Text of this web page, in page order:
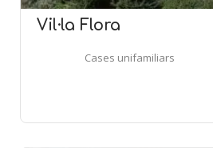
Vil·la Flora
Cases unifamiliars